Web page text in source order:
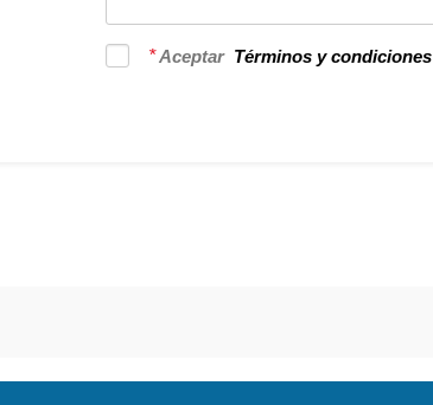
*Aceptar Términos y condiciones